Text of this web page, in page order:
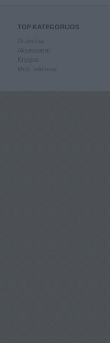
TOP KATEGORIJOS
Knygos
Mob. telefonai